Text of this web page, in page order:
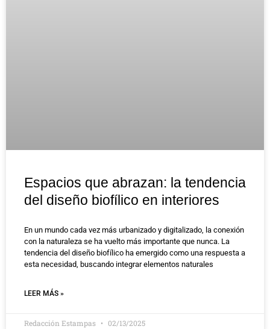
Espacios que abrazan: la tendencia
del diseño biofílico en interiores
En un mundo cada vez más urbanizado y digitalizado, la conexión
con la naturaleza se ha vuelto más importante que nunca. La
tendencia del diseño biofílico ha emergido como una respuesta a
esta necesidad, buscando integrar elementos naturales
LEER MÁS »
Redacción Estampas 02/13/2025